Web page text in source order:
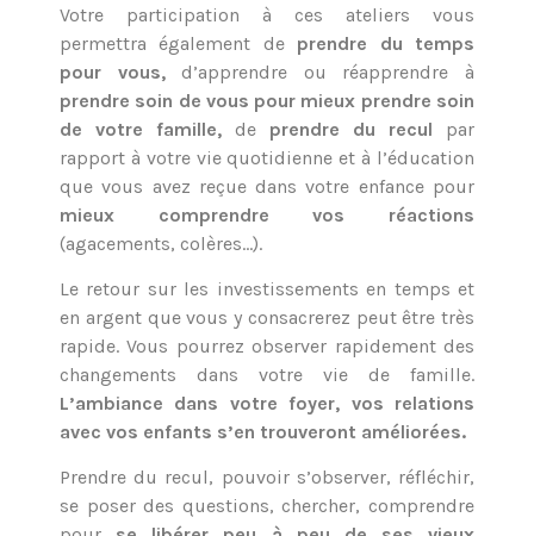
Votre participation à ces ateliers vous
permettra également de prendre du temps
pour vous,d’apprendre ou réapprendre à
prendre soin de vous pour mieux prendre soin
de votre famille, de prendre du recul par
rapport à votre vie quotidienne et à l’éducation
que vous avez reçue dans votre enfance pour
mieux comprendre vos réactions
(agacements, colères…).
Le retour sur les investissements en temps et
en argent que vous y consacrerez peut être très
rapide. Vous pourrez observer rapidement des
changements dans votre vie de famille.
L’ambiance dans votre foyer, vos relations
avec vos enfants s’en trouveront améliorées.
Prendre du recul, pouvoir s’observer, réfléchir,
se poser des questions, chercher, comprendre